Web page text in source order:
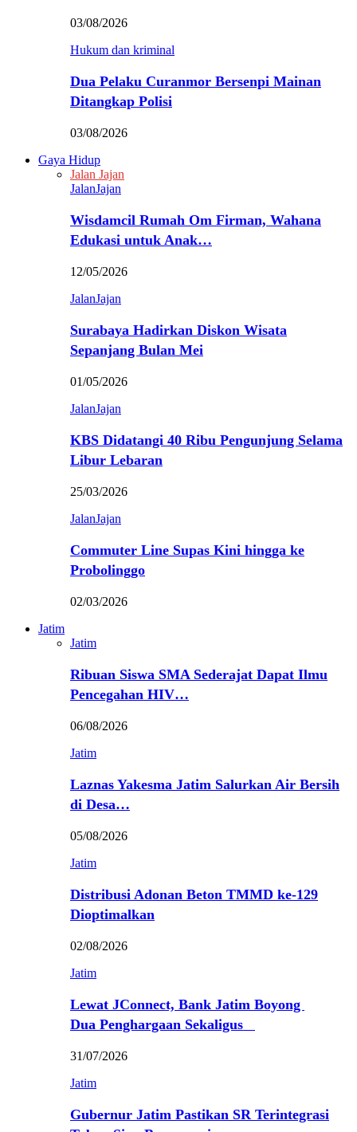
03/08/2026
Hukum dan kriminal
Dua Pelaku Curanmor Bersenpi Mainan
Ditangkap Polisi
03/08/2026
Gaya Hidup
Jalan Jajan
JalanJajan
Wisdamcil Rumah Om Firman, Wahana
Edukasi untuk Anak…
12/05/2026
JalanJajan
Surabaya Hadirkan Diskon Wisata
Sepanjang Bulan Mei
01/05/2026
JalanJajan
KBS Didatangi 40 Ribu Pengunjung Selama
Libur Lebaran
25/03/2026
JalanJajan
Commuter Line Supas Kini hingga ke
Probolinggo
02/03/2026
Jatim
Jatim
Ribuan Siswa SMA Sederajat Dapat Ilmu
Pencegahan HIV…
06/08/2026
Jatim
Laznas Yakesma Jatim Salurkan Air Bersih
di Desa…
05/08/2026
Jatim
Distribusi Adonan Beton TMMD ke-129
Dioptimalkan
02/08/2026
Jatim
Lewat JConnect, Bank Jatim Boyong
Dua Penghargaan Sekaligus
31/07/2026
Jatim
Gubernur Jatim Pastikan SR Terintegrasi